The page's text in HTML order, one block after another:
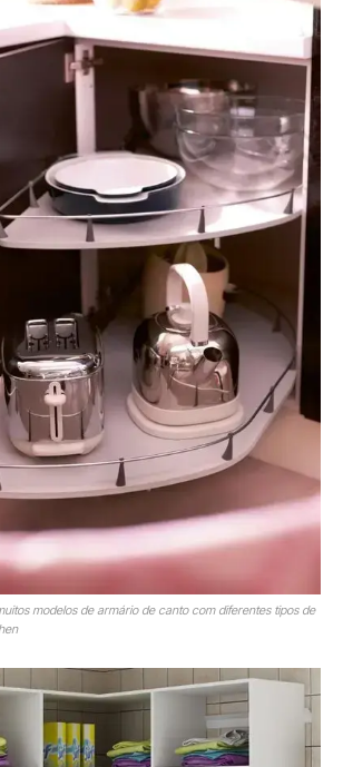
modelos de armário de canto com diferentes tipos de